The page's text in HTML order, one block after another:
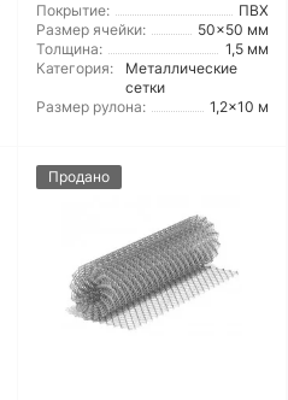
Покрытие:
ПВХ
Размер ячейки:
50x50 мм
Толщина:
1,5 мм
Категория:
Металлические
сетки
Размер рулона:
1,2x10 м
Продано